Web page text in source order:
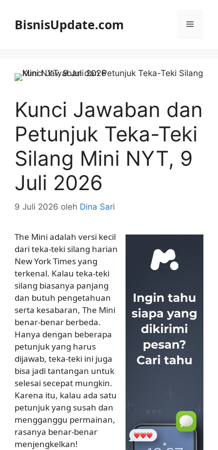
BisnisUpdate.com Menu
Kunci Jawaban dan
Petunjuk Teka-Teki
Silang Mini NYT, 9
Juli 2026
9 Juli 2026 oleh Dina Sari
The Mini adalah versi kecil
dari teka-teki silang harian
New York Times yang
terkenal. Kalau teka-teki
silang biasanya panjang
dan butuh pengetahuan
serta kesabaran, The Mini
benar-benar berbeda.
Hanya dengan beberapa
petunjuk yang harus
dijawab, teka-teki ini juga
bisa jadi tantangan untuk
selesai secepat mungkin.
Karena itu, kalau ada satu
petunjuk yang susah dan
mengganggu permainan,
rasanya benar-benar
menjengkelkan!